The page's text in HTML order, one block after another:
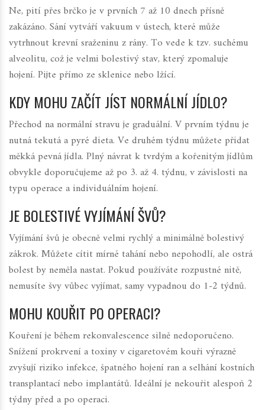
Ne, pití přes brčko je v prvních 7 až 10 dnech přísně
zakázáno. Sání vytváří vakuum v ústech, které může
vytrhnout krevní sraženinu z rány. To vede k tzv. suchému
alveolitu, což je velmi bolestivý stav, který zpomaluje
hojení. Pijte přímo ze sklenice nebo lžící.
KDY MOHU ZAČÍT JÍST NORMÁLNÍ JÍDLO?
Přechod na normální stravu je graduální. V prvním týdnu je
nutná tekutá a pyré dieta. Ve druhém týdnu můžete přidat
měkká pevná jídla. Plný návrat k tvrdým a kořenitým jídlům
obvykle doporučujeme až po 3. až 4. týdnu, v závislosti na
typu operace a individuálním hojení.
JE BOLESTIVÉ VYJÍMÁNÍ ŠVŮ?
Vyjímání švů je obecně velmi rychlý a minimálně bolestivý
zákrok. Můžete cítit mírné tahání nebo nepohodlí, ale ostrá
bolest by neměla nastat. Pokud používáte rozpustné nitě,
nemusíte švy vůbec vyjímat, samy vypadnou do 1-2 týdnů.
MOHU KOUŘIT PO OPERACI?
Kouření je během rekonvalescence silně nedoporučeno.
Snížení prokrvení a toxiny v cigaretovém kouři výrazně
zvyšují riziko infekce, špatného hojení ran a selhání kostních
transplantací nebo implantátů. Ideální je nekouřit alespoň 2
týdny před a po operaci.